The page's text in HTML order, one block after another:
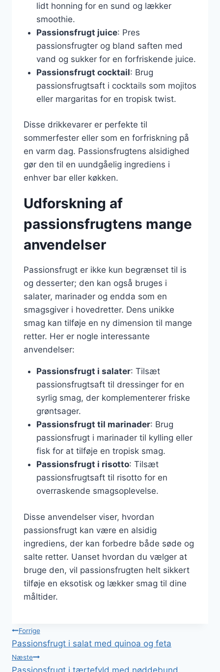
lidt honning for en sund og lækker
smoothie.
Passionsfrugt juice: Pres
passionsfrugter og bland saften med
vand og sukker for en forfriskende juice.
Passionsfrugt cocktail: Brug
passionsfrugtsaft i cocktails som mojitos
eller margaritas for en tropisk twist.
Disse drikkevarer er perfekte til
sommerfester eller som en forfriskning på
en varm dag. Passionsfrugtens alsidighed
gør den til en uundgåelig ingrediens i
enhver bar eller køkken.
Udforskning af
passionsfrugtens mange
anvendelser
Passionsfrugt er ikke kun begrænset til is
og desserter; den kan også bruges i
salater, marinader og endda som en
smagsgiver i hovedretter. Dens unikke
smag kan tilføje en ny dimension til mange
retter. Her er nogle interessante
anvendelser:
Passionsfrugt i salater: Tilsæt
passionsfrugtsaft til dressinger for en
syrlig smag, der komplementerer friske
grøntsager.
Passionsfrugt til marinader: Brug
passionsfrugt i marinader til kylling eller
fisk for at tilføje en tropisk smag.
Passionsfrugt i risotto: Tilsæt
passionsfrugtsaft til risotto for en
overraskende smagsoplevelse.
Disse anvendelser viser, hvordan
passionsfrugt kan være en alsidig
ingrediens, der kan forbedre både søde og
salte retter. Uanset hvordan du vælger at
bruge den, vil passionsfrugten helt sikkert
tilføje en eksotisk og lækker smag til dine
måltider.
Indlægsnavigation
Forrige
Passionsfrugt i salat med quinoa og feta
Næste
Passionsfrugt i tærtefyld med nøddebund